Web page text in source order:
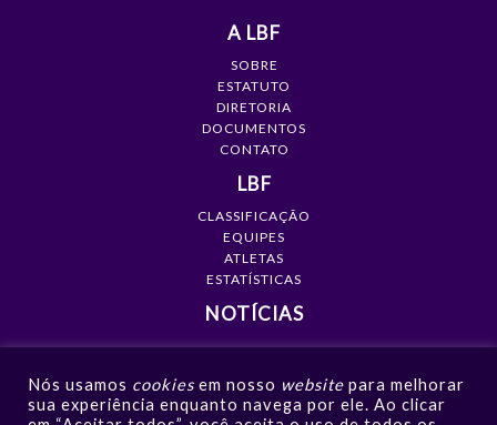
A LBF
SOBRE
ESTATUTO
DIRETORIA
DOCUMENTOS
CONTATO
LBF
CLASSIFICAÇÃO
EQUIPES
ATLETAS
ESTATÍSTICAS
NOTÍCIAS
GALERIAS
VÍDEOS
Nós usamos cookies em nosso website para melhorar
sua experiência enquanto navega por ele. Ao clicar